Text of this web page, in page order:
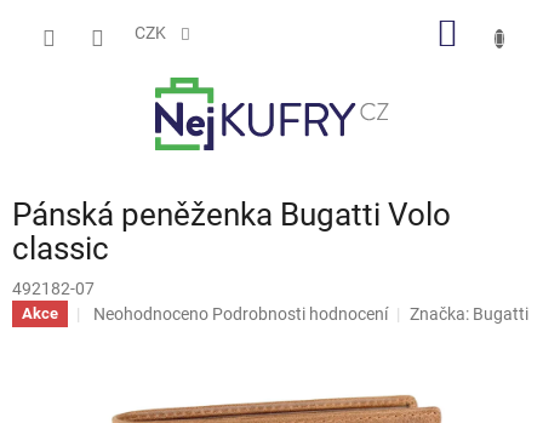
CZK
Pánská peněženka Bugatti Volo
classic
492182-07
Akce
Průměrné
Neohodnoceno Podrobnosti hodnocení Značka: Bugatti